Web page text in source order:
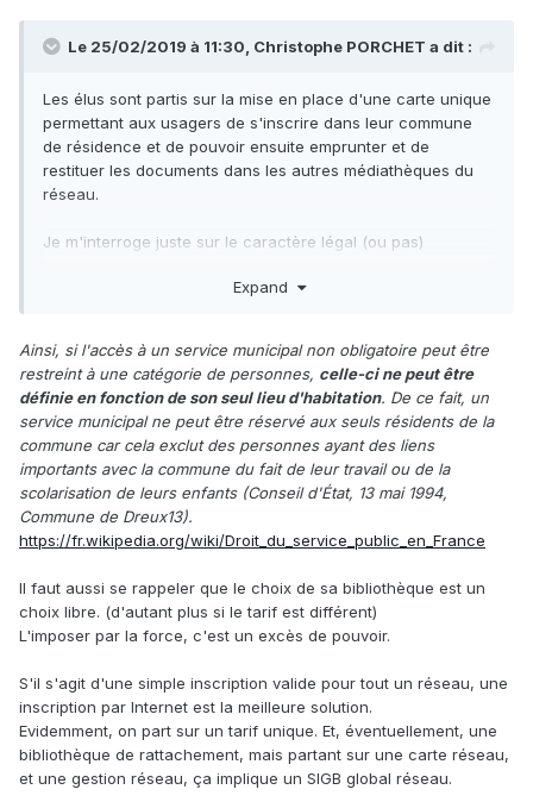
Le 25/02/2019 à 11:30, Christophe PORCHET a dit :
Les élus sont partis sur la mise en place d'une carte unique
permettant aux usagers de s'inscrire dans leur commune
de résidence et de pouvoir ensuite emprunter et de
restituer les documents dans les autres médiathèques du
réseau.
Je m'interroge juste sur le caractère légal (ou pas)
médiathèques de résidence alors qu'ils ont peut être
Expand
Ainsi, si l'accès à un service municipal non obligatoire peut être
restreint à une catégorie de personnes, celle-ci ne peut être
définie en fonction de son seul lieu d'habitation. De ce fait, un
service municipal ne peut être réservé aux seuls résidents de la
commune car cela exclut des personnes ayant des liens
importants avec la commune du fait de leur travail ou de la
scolarisation de leurs enfants (Conseil d'État, 13 mai 1994,
Commune de Dreux13).
https://fr.wikipedia.org/wiki/Droit_du_service_public_en_France
Il faut aussi se rappeler que le choix de sa bibliothèque est un
choix libre. (d'autant plus si le tarif est différent)
L'imposer par la force, c'est un excès de pouvoir.
S'il s'agit d'une simple inscription valide pour tout un réseau, une
inscription par Internet est la meilleure solution.
Evidemment, on part sur un tarif unique. Et, éventuellement, une
bibliothèque de rattachement, mais partant sur une carte réseau,
et une gestion réseau, ça implique un SIGB global réseau.